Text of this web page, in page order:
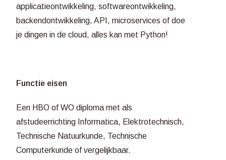
applicatieontwikkeling, softwareontwikkeling,
backendontwikkeling, API, microservices of doe
je dingen in de cloud, alles kan met Python!
Functie eisen
Een HBO of WO diploma met als
afstudeerrichting Informatica, Elektrotechnisch,
Technische Natuurkunde, Technische
Computerkunde of vergelijkbaar.